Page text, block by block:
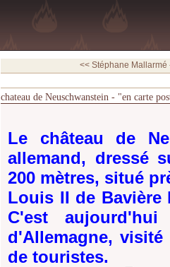
<< Stéphane Mallarmé
chateau de Neuschwanstein - "en carte
Le château de
allemand, dressé
200 mètres, situé
Louis II de
C'est
d'Allemagne,
de touristes.